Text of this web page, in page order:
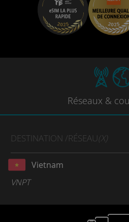
Réseaux &
DESTINATION /RÉSEAU(X)
Vietnam
VNPT